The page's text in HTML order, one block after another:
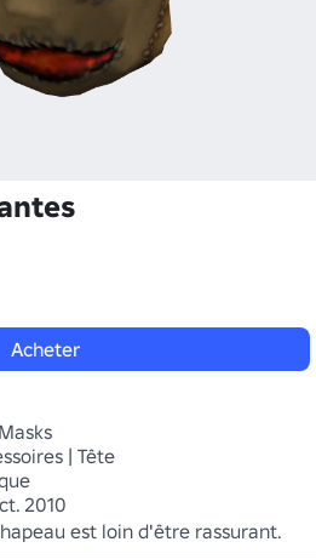
Acheter
| Tête
2010
est loin d'être rassurant.